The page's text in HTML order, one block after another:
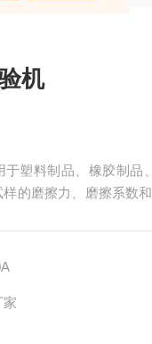
机
于塑料制品、橡胶制
的磨擦力、磨擦系数
家